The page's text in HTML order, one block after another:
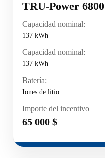
TRU-Power 6800
Capacidad nominal:
137 kWh
Capacidad nominal:
137 kWh
Batería:
Iones de litio
Importe del incentivo
65 000 $